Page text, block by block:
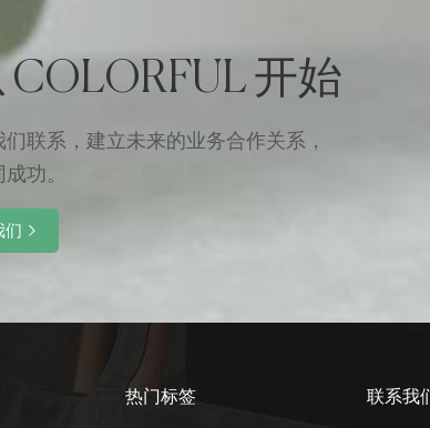
开始
联系，建立未来的业务合作关系，
功。
们
热门标签 联系我们